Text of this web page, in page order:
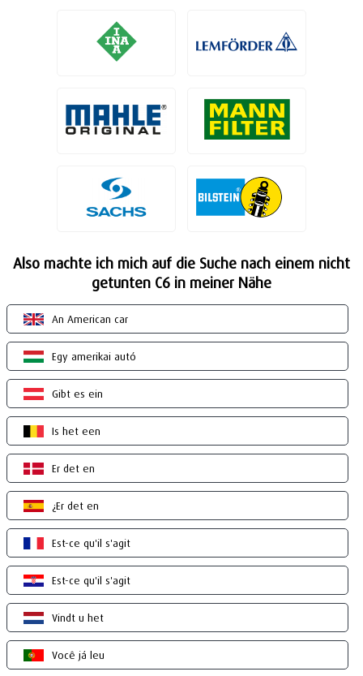
Also machte ich mich auf die Suche nach einem nicht
getunten C6 in meiner Nähe
An American car
Egy amerikai autó
Gibt es ein
Is het een
Er det en
¿Er det en
Est-ce qu'il s'agit
Est-ce qu'il s'agit
Vindt u het
Você já leu